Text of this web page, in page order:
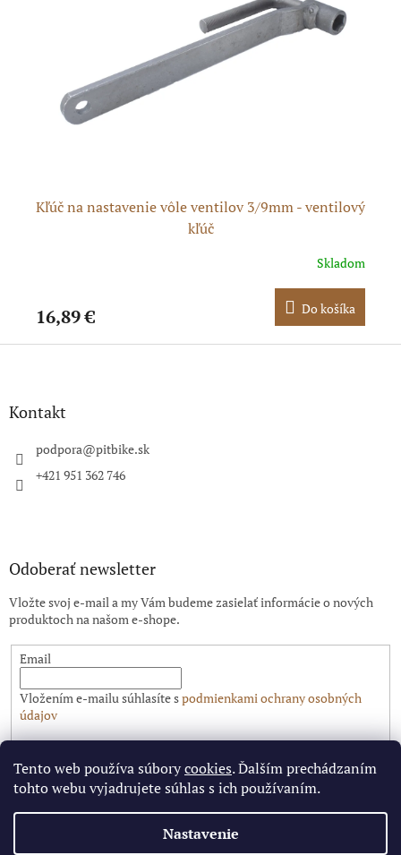
Tento web používa súborycookies. Ďalším prechádzaním
tohto webu vyjadrujete súhlas s ich používaním.
Nastavenie
Kľúč na nastavenie vôle ventilov 3/9mm - ventilový
kľúč
Skladom
16,89 € Do košíka
Z
Kontakt
podpora@pitbike.sk
+421 951 362 746
Odoberať newsletter
Vložte svoj e-mail a my Vám budeme zasielať informácie o nových
produktoch na našom e-shope.
Email
Vložením e-mailu súhlasíte spodmienkami ochrany osobných
údajov
Vytvoril Shoptet